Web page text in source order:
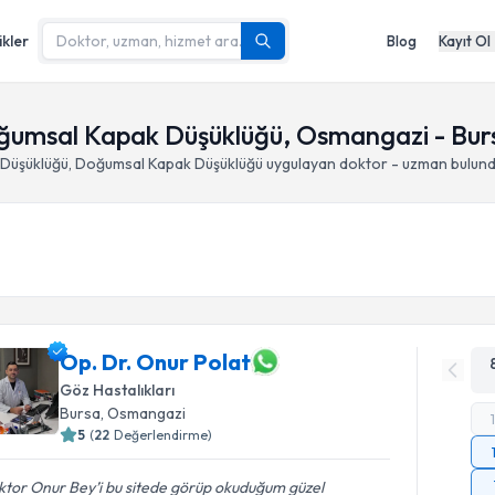
Blog Kayıt Ol
Kapak Düşüklüğü, Osmangazi -
Doğumsal Kapak Düşüklüğü uygulayan doktor - uzman
Op. Dr. Onur Polat
Göz Hastalıkları
Bursa, Osmangazi
5 (22 Değerlendirme)
Onur Bey’i bu sitede görüp okuduğum güzel